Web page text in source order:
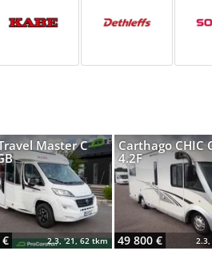
Master C
€ 2.3, '21, 62 tkm
Carthago CHIC
4.2F
49 800 €